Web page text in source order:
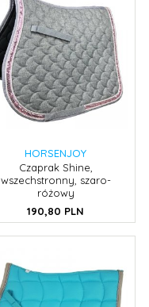
HORSENJOY
Czaprak Shine,
wszechstronny, szaro-
różowy
190,80 PLN